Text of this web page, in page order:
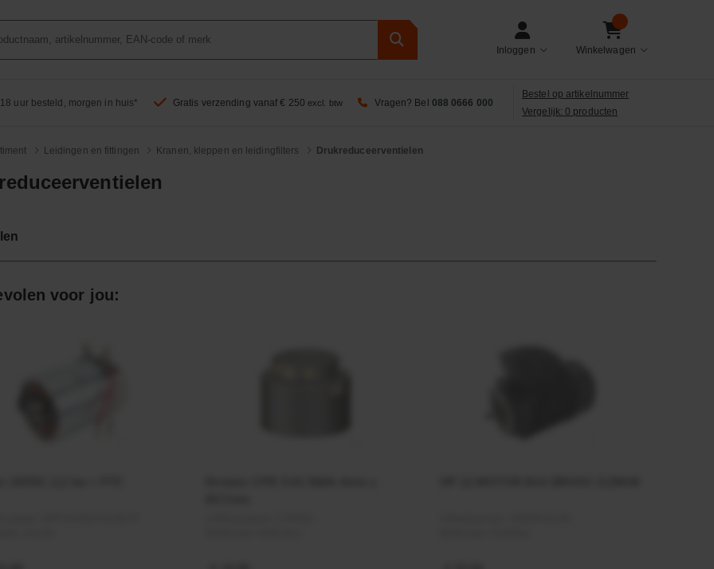
Inloggen Winkelwagen
uur besteld, morgen in huis* Gratis verzending vanaf € 250 excl. btw Vragen? Bel 088 0666 000
Bestel op artikelnummer
Vergelijk: 0 producten
Leidingen en fittingen Kranen, kleppen en leidingfilters Drukreduceerventielen
voor jou: